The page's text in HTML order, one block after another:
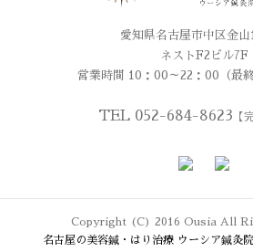
愛知県名古屋市中区金
ネストF2ビル7F
営業時間 10：00～22：00（最
TEL 052-684-8623 【
Copyright (C) 2016 Ousia All
名古屋の美容鍼・はり治療 ウーシア鍼